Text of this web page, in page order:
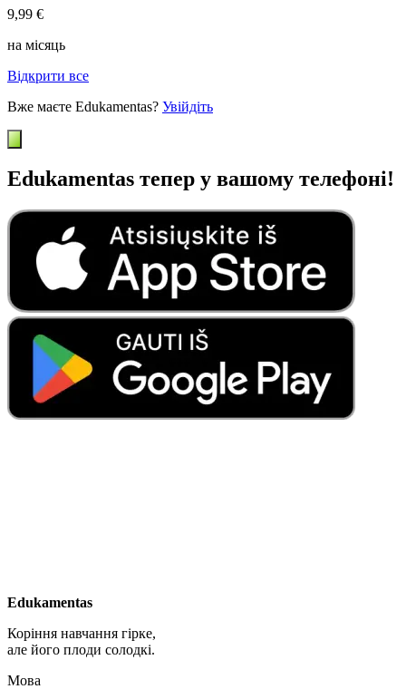
9,99 €
на місяць
Відкрити все
Вже маєте Edukamentas? Увійдіть
Edukamentas тепер у вашому телефоні!
Edukamentas
Коріння навчання гірке,
але його плоди солодкі.
Мова